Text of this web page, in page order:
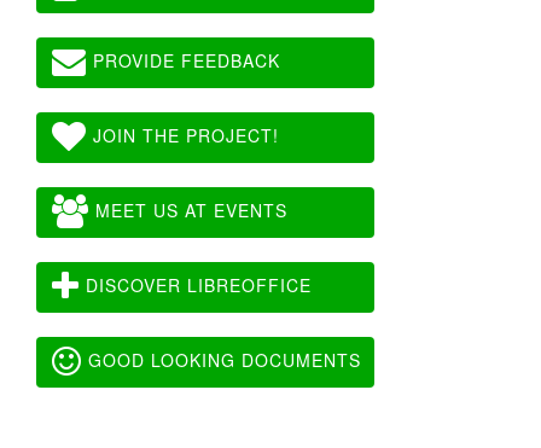
PROVIDE FEEDBACK
JOIN THE PROJECT!
MEET US AT EVENTS
DISCOVER LIBREOFFICE
GOOD LOOKING DOCUMENTS